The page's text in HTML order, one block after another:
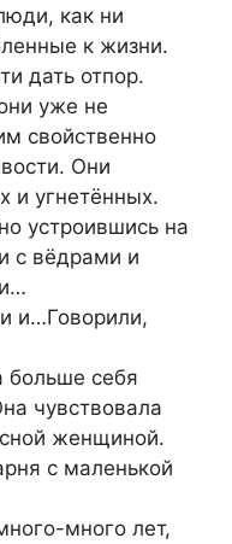
как ни
к жизни.
дать отпор.
уже не
свойственно
Они
и угнетённых.
устроившись на
с вёдрами и
и…Говорили,
больше себя
чувствовала
женщиной.
с маленькой
много лет,